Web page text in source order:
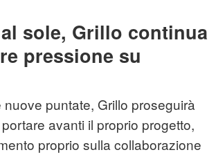
sole, Grillo continua
pressione su
puntate, Grillo proseguirà
avanti il proprio progetto,
proprio sulla collaborazione